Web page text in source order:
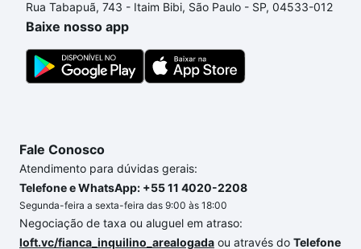
custa comprar um apartamento e conte com a
gente para comprar o imóvel dos seus sonhos com
segurança e conforto. Loft, com você até as
chaves.
Rua Tabapuã, 743 - Itaim Bibi, São Paulo - SP, 04533-012
Baixe nosso app
Fale Conosco
Atendimento para dúvidas gerais:
Telefone e WhatsApp: +55 11 4020-2208
Segunda-feira a sexta-feira das 9:00 às 18:00
Negociação de taxa ou aluguel em atraso:
loft.vc/fianca_inquilino_arealogada ou através do Telefone